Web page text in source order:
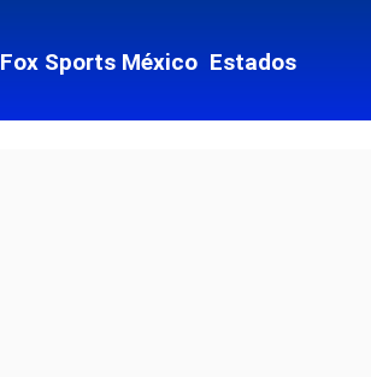
Fox Sports México Estados